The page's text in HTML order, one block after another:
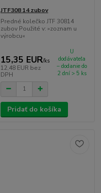
JTF308 14 zubov
Predné kolečko JTF 30814
zubov Použité v: »zoznam u
výrobcu«
15,35 EUR/ks
12,48 EUR bez
DPH
U
dodávateľa
– dodanie do
2 dní > 5 ks
Pridať do košíka